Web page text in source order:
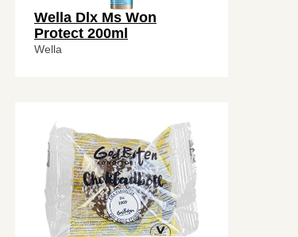
Wella Dlx Ms Won
Protect 200ml
Wella